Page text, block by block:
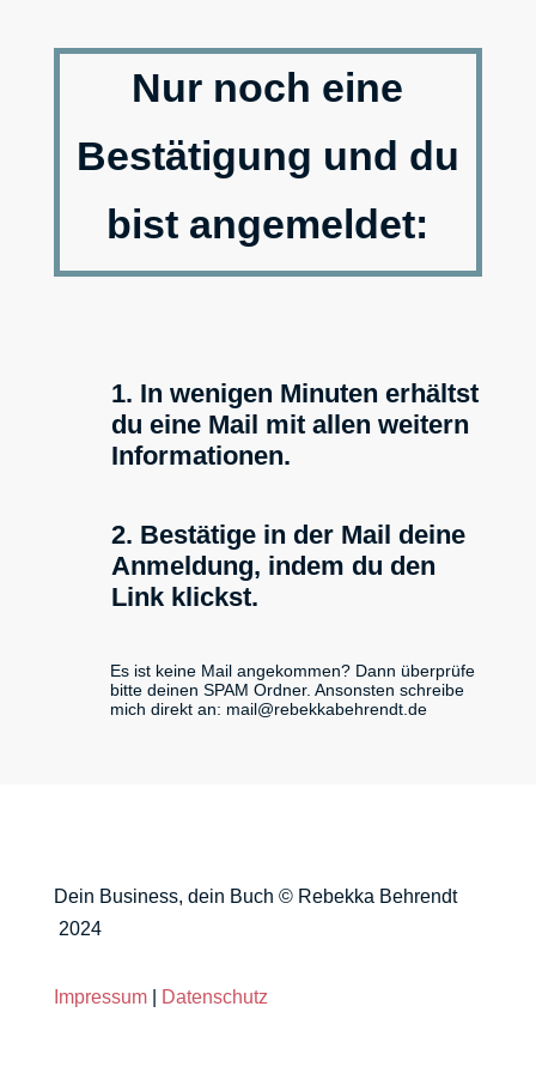
Nur noch eine
Bestätigung und du
bist angemeldet:
1. In wenigen Minuten erhältst
du eine Mail mit allen weitern
Informationen.
2. Bestätige in der Mail deine
Anmeldung, indem du den
Link klickst.
Es ist keine Mail angekommen? Dann überprüfe
bitte deinen SPAM Ordner. Ansonsten schreibe
mich direkt an: mail@rebekkabehrendt.de
Dein Business, dein Buch © Rebekka Behrendt
2024
Impressum| Datenschutz